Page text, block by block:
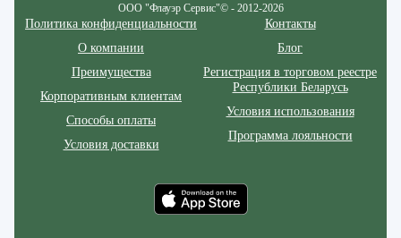
ООО "Флауэр Сервис"© - 2012-2026
Политика конфиденциальности
О компании
Преимущества
Корпоративным клиентам
Способы оплаты
Условия доставки
Контакты
Блог
Регистрация в торговом реестре
Республики Беларусь
Условия использования
Программа лояльности